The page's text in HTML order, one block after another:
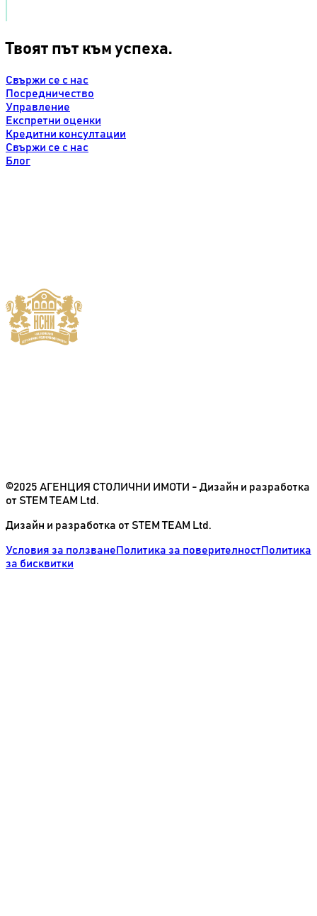
Твоят път към успеха.
Свържи се с нас
Посредничество
Управление
Експретни оценки
Кредитни консултации
Свържи се с нас
Блог
©2025 АГЕНЦИЯ СТОЛИЧНИ ИМОТИ - Дизайн и разработка
от STEM TEAM Ltd.
Дизайн и разработка от STEM TEAM Ltd.
Условия за ползване Политика за поверителностПолитика
за бисквитки